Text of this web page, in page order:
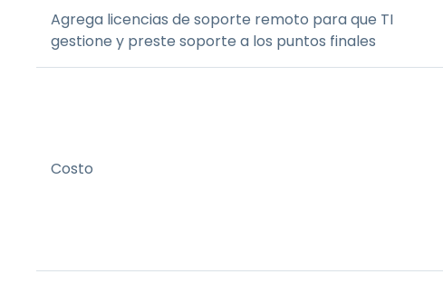
Agrega licencias de soporte remoto para que TI
gestione y preste soporte a los puntos finales
Costo